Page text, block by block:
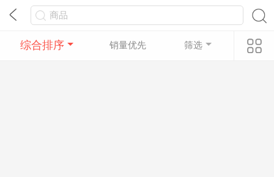
综合排序 销量优先 筛选